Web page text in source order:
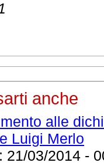
anche
alle
Luigi Merlo
21/03/2014 -